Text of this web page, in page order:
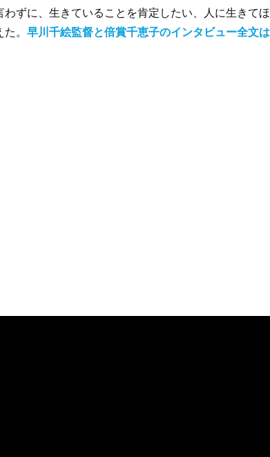
ずに、生きていることを肯定したい、人に生きてほ
。 早川千絵監督と倍賞千恵子のインタビュー全文は